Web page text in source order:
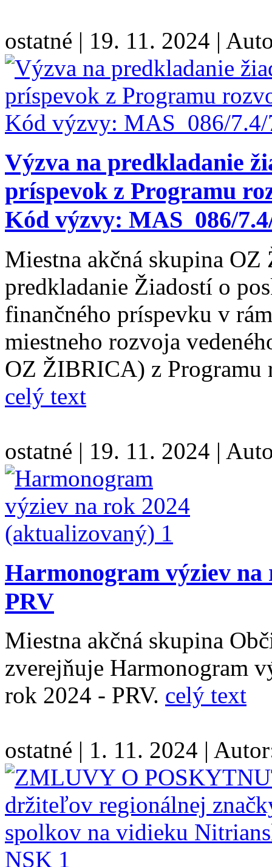
ostatné | 19. 11. 2024 |
Výzva na predkladanie
príspevok z Programu
Kód výzvy: MAS_086/
Miestna akčná skupina
predkladanie Žiadostí o
finančného príspevku v
miestneho rozvoja
OZ ŽIBRICA) z Programu
celý text
ostatné | 19. 11. 2024 |
Harmonogram výziev
PRV
Miestna akčná skupina
zverejňuje Harmonogram
rok 2024 - PRV. celý text
ostatné | 1. 11. 2024 |